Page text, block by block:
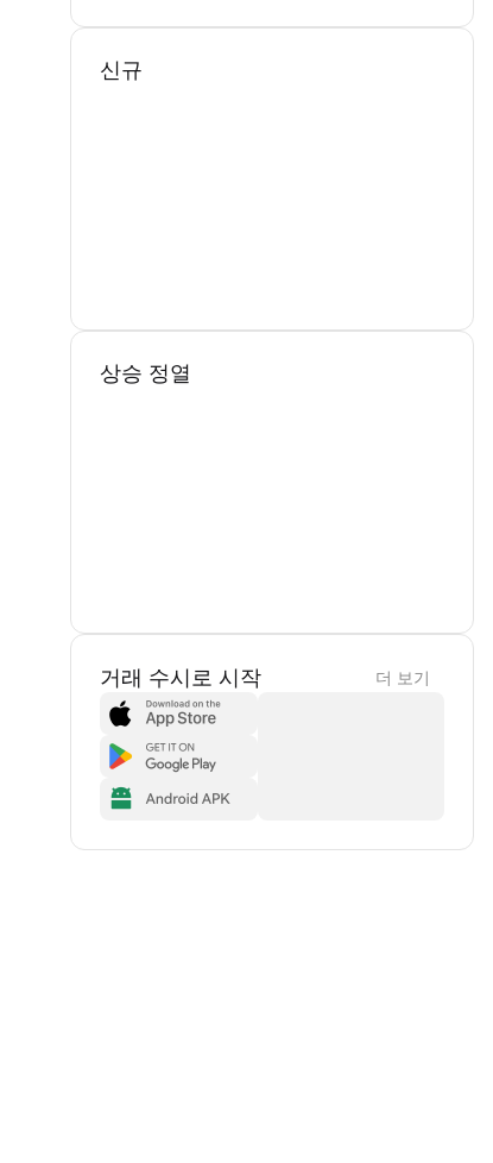
신규
상승 정열
거래 수시로 시작 더 보기